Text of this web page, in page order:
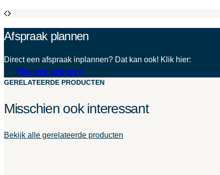
Afspraak plannen
Direct een afspraak inplannen? Dat kan ook! Klik hier:
Plan een afspraak
GERELATEERDE PRODUCTEN
Misschien ook interessant
Bekijk alle gerelateerde producten